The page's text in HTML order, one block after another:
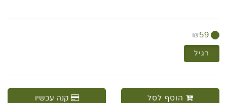
₪59
רגיל
הוסף לסל קנה עכשיו